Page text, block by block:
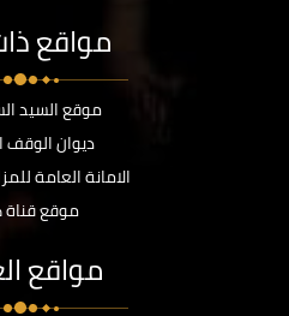
مواقع
موقع السيد
ديوان
الامانة العامة
موقع قناة
مواقع